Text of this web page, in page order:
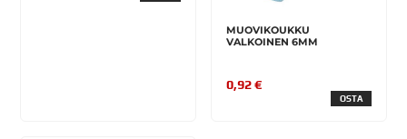
MUOVIKOUKKU
VALKOINEN 6MM
0,92 €
OSTA